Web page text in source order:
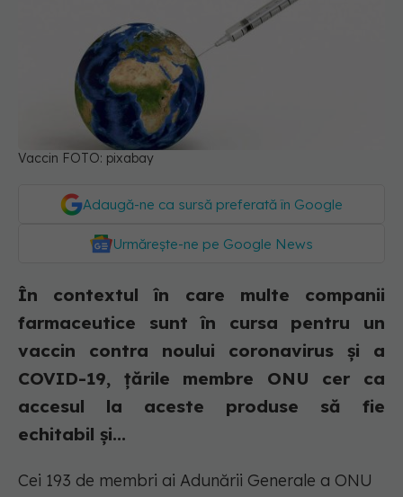
Vaccin FOTO: pixabay
Adaugă-ne ca sursă preferată în Google
Urmărește-ne pe Google News
În contextul în care multe companii
farmaceutice sunt în cursa pentru un
vaccin contra noului coronavirus și a
COVID-19, țările membre ONU cer ca
accesul la aceste produse să fie
echitabil și...
Cei 193 de membri ai Adunării Generale a ONU